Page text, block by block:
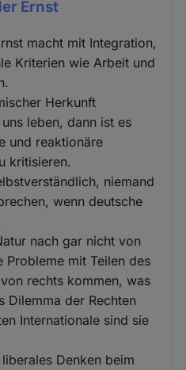
Ernst
macht mit Integration,
Kriterien wie Arbeit und
Herkunft
leben, dann ist es
und reaktionäre
kritisieren.
niemand
wenn deutsche
nach gar nicht von
mit Teilen des
rechts kommen, was
Dilemma der Rechten
Internationale sind sie
Denken beim